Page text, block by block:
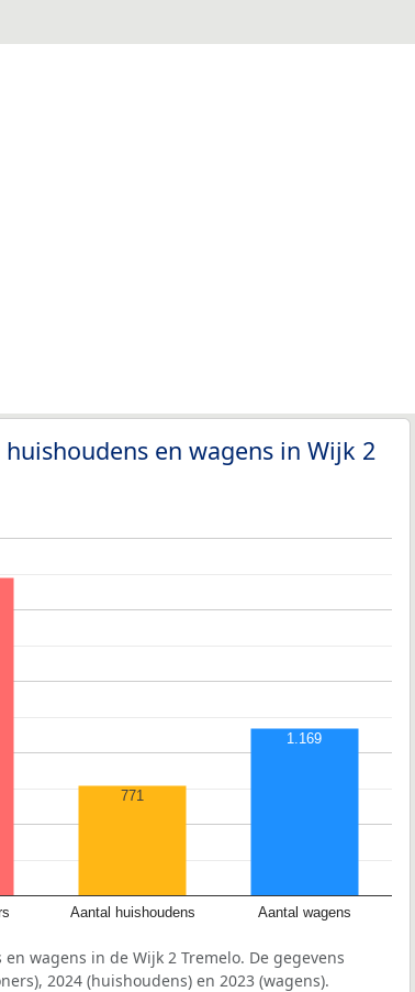
en wagens in Wijk 2
Aantal huishoudens Aantal wagens
771
1.169
wagens in de Wijk 2 Tremelo. De gegevens
2024 (huishoudens) en 2023 (wagens).